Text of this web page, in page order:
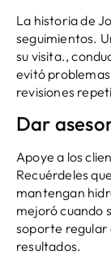
La historia de
seguimientos.
su visita.,
evitó
revisiones
Dar
Apoye a los
Recuérdeles
mantengan
mejoró cuando
soporte regular
resultados.